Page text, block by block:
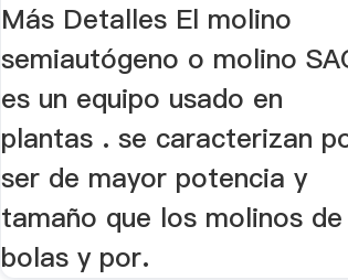
Más Detalles El molino
semiautógeno o molino
es un equipo usado en
plantas . se caracterizan
ser de mayor potencia y
tamaño que los molinos de
bolas y por.